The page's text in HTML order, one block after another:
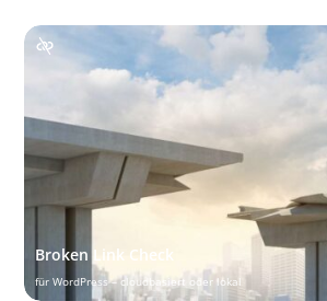
Broken Link Check
für WordPress – cloudbasiert oder lokal